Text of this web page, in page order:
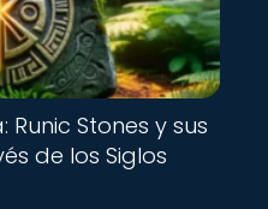
Runic Stones y sus
de los Siglos